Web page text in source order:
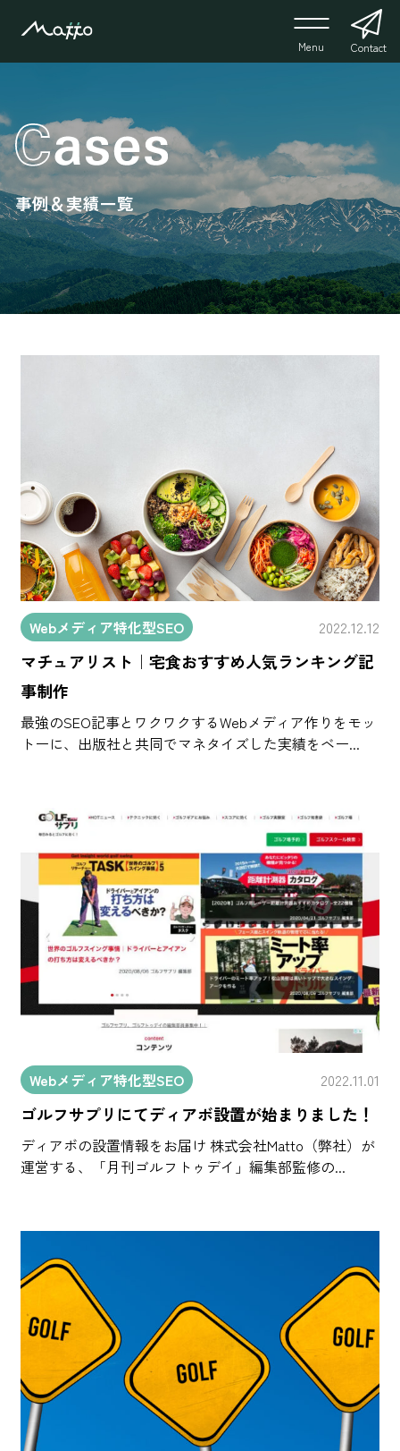
Menu Contact
事例＆実績一覧
Webメディア特化型SEO 2022.12.12
マチュアリスト｜宅食おすすめ人気ランキング記
事制作
最強のSEO記事とワクワクするWebメディア作りをモッ
トーに、出版社と共同でマネタイズした実績をベー...
Webメディア特化型SEO 2022.11.01
ゴルフサプリにてディアボ設置が始まりました！
ディアボの設置情報をお届け 株式会社Matto（弊社）が
運営する、「月刊ゴルフトゥデイ」編集部監修の...